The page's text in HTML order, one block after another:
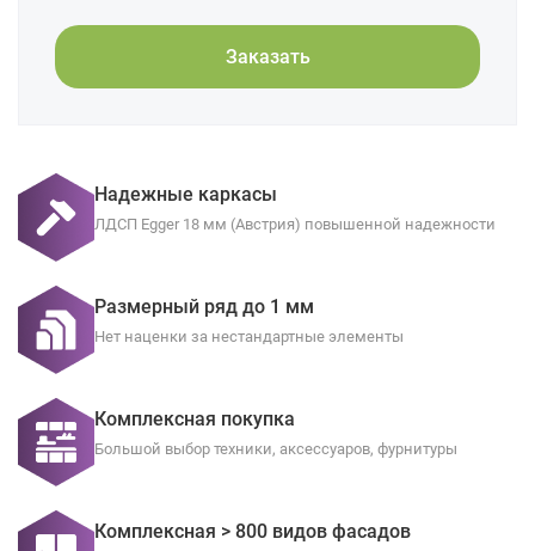
Заказать
Надежные каркасы
ЛДСП Egger 18 мм (Австрия) повышенной надежности
Размерный ряд до 1 мм
Нет наценки за нестандартные элементы
Комплексная покупка
Большой выбор техники, аксессуаров, фурнитуры
Комплексная > 800 видов фасадов